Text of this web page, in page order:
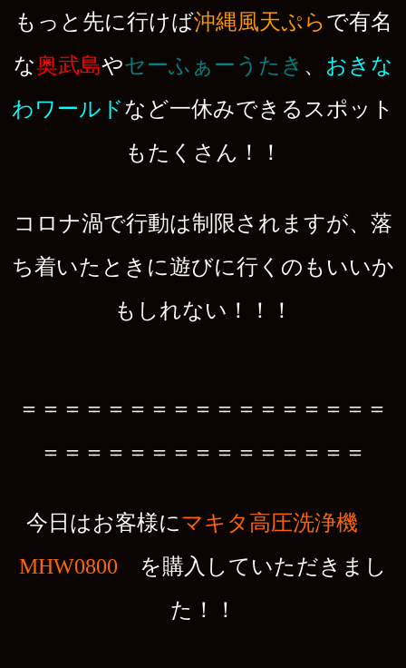
もっと先に行けば沖縄風天ぷらで有名
な奥武島やセーふぁーうたき 、 おきな
わワールドなど一休みできるスポット
もたくさん！！
コロナ渦で行動は制限されますが、落
ち着いたときに遊びに行くのもいいか
もしれない！！！
＝＝＝＝＝＝＝＝＝＝＝＝＝＝＝＝＝
＝＝＝＝＝＝＝＝＝＝＝＝＝＝＝
今日はお客様にマキタ高圧洗浄機
MHW0800 を購入していただきまし
た！！